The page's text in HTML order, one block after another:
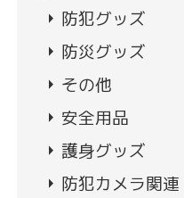
arrow_right 防犯グッズ
arrow_right 防災グッズ
arrow_right その他
arrow_right 安全用品
arrow_right 護身グッズ
arrow_right 防犯カメラ関連